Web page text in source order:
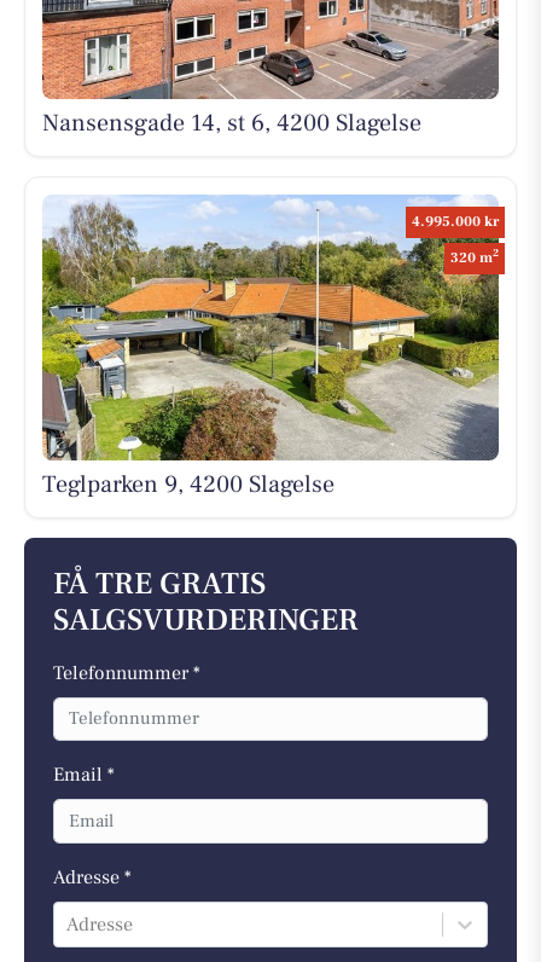
Nansensgade 14, st 6, 4200 Slagelse
4.995.000 kr
320 m2
Teglparken 9, 4200 Slagelse
FÅ TRE GRATIS
SALGSVURDERINGER
Telefonnummer *
Email *
Adresse *
Adresse